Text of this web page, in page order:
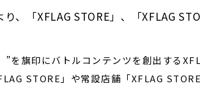
、「XFLAG STORE」、「XFLAG
”を旗印にバトルコンテンツを創出する
STORE」や常設店舗「XFLAG